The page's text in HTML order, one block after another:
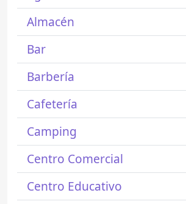
Almacén
Bar
Barbería
Cafetería
Camping
Centro Comercial
Centro Educativo